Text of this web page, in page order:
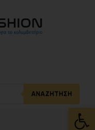
ΑΝΑΖΉΤΗΣΗ